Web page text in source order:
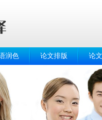
润色 论文排版 论